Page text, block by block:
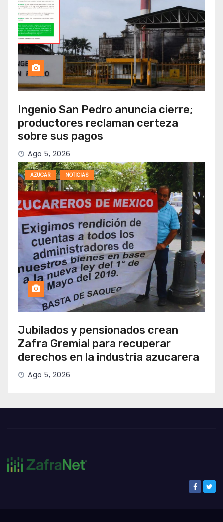
Ingenio San Pedro anuncia cierre;
productores reclaman certeza
sobre sus pagos
Ago 5, 2026
AZUCAR NOTICIAS
Jubilados y pensionados crean
Zafra Gremial para recuperar
derechos en la industria azucarera
Ago 5, 2026